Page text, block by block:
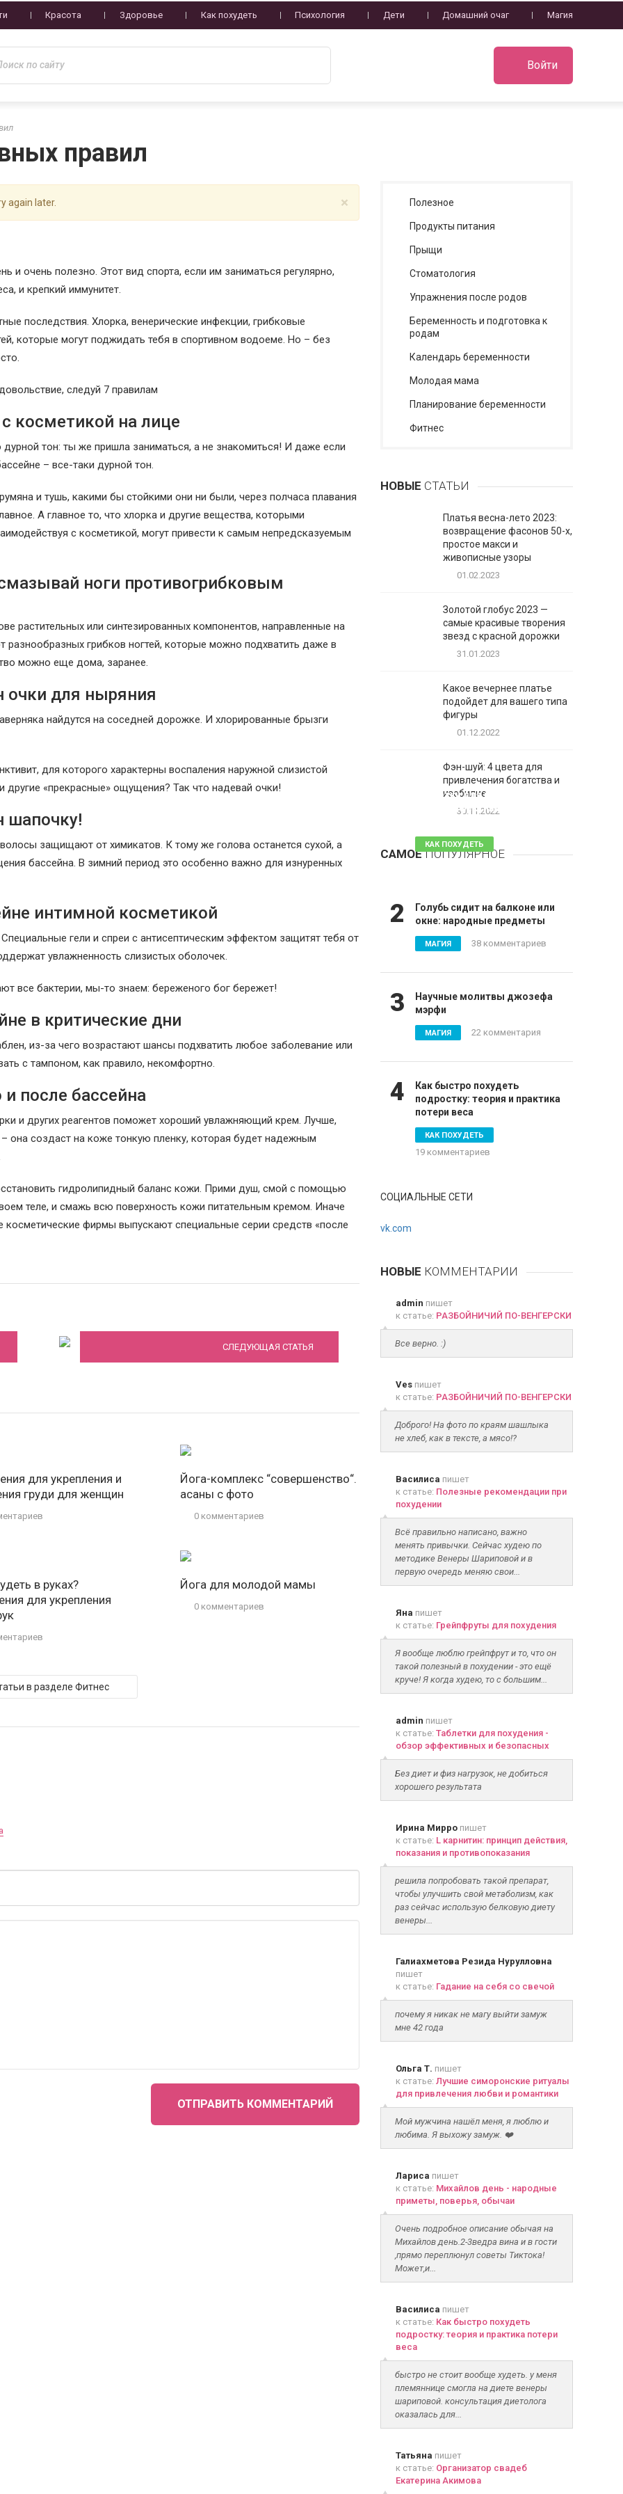
Красота Здоровье Как похудеть Психология Дети Домашний очаг Магия
Войти
правил
×
again later.
и очень полезно. Этот вид спорта, если им заниматься регулярно,
и крепкий иммунитет.
последствия. Хлорка, венерические инфекции, грибковые
которые могут поджидать тебя в спортивном водоеме. Но – без
следуй 7 правилам
косметикой на лице
тон: ты же пришла заниматься, а не знакомиться! И даже если
– все-таки дурной тон.
и тушь, какими бы стойкими они ни были, через полчаса плавания
А главное то, что хлорка и другие вещества, которыми
с косметикой, могут привести к самым непредсказуемым
ноги противогрибковым
растительных или синтезированных компонентов, направленные на
грибков ногтей, которые можно подхватить даже в
можно еще дома, заранее.
очки для ныряния
найдутся на соседней дорожке. И хлорированные брызги
для которого характерны воспаления наружной слизистой
другие «прекрасные» ощущения? Так что надевай очки!
шапочку!
защищают от химикатов. К тому же голова останется сухой, а
бассейна. В зимний период это особенно важно для изнуренных
интимной косметикой
гели и спреи с антисептическим эффектом защитят тебя от
увлажненность слизистых оболочек.
все бактерии, мы-то знаем: береженого бог бережет!
в критические дни
из-за чего возрастают шансы подхватить любое заболевание или
с тампоном, как правило, некомфортно.
после бассейна
и других реагентов поможет хороший увлажняющий крем. Лучше,
она создаст на коже тонкую пленку, которая будет надежным
гидролипидный баланс кожи. Прими душ, смой с помощью
теле, и смажь всю поверхность кожи питательным кремом. Иначе
фирмы выпускают специальные серии средств «после
СЛЕДУЮЩАЯ СТАТЬЯ
для укрепления и
груди для женщин
Йога-комплекс “совершенство“.
асаны с фото
0 комментариев
в руках?
для укрепления
Йога для молодой мамы
0 комментариев
в разделе Фитнес
ОТПРАВИТЬ КОММЕНТАРИЙ
Полезное
Продукты питания
Прыщи
Стоматология
Упражнения после родов
Беременность и подготовка к
родам
Календарь беременности
Молодая мама
Планирование беременности
Фитнес
НОВЫЕ СТАТЬИ
Платья весна-лето 2023:
возвращение фасонов 50-х,
простое макси и
живописные узоры
01.02.2023
Золотой глобус 2023 —
самые красивые творения
звезд с красной дорожки
31.01.2023
Какое вечернее платье
подойдет для вашего типа
фигуры
01.12.2022
Фэн-шуй: 4 цвета для
привлечения богатства и
изобилие
30.11.2022
САМОЕПОПУЛЯРНОЕ
Таблетки для похудения -
обзор эффективных и
КАК ПОХУДЕТЬ
81 комментарий
2
Голубь сидит на балконе или
окне: народные предметы
МАГИЯ 38 комментариев
3
Научные молитвы джозефа
мэрфи
МАГИЯ 22 комментария
4
Как быстро похудеть
подростку: теория и практика
потери веса
КАК ПОХУДЕТЬ
19 комментариев
СОЦИАЛЬНЫЕ СЕТИ
vk.com
НОВЫЕ КОММЕНТАРИИ
admin пишет
к статье: РАЗБОЙНИЧИЙ ПО-ВЕНГЕРСКИ
Все верно. :)
Vesпишет
к статье: РАЗБОЙНИЧИЙ ПО-ВЕНГЕРСКИ
Доброго! На фото по краям шашлыка
не хлеб, как в тексте, а мясо!?
Василиса пишет
к статье: Полезные рекомендации при
похудении
Всё правильно написано, важно
менять привычки. Сейчас худею по
методике Венеры Шариповой и в
первую очередь меняю свои...
Яна пишет
к статье: Грейпфруты для похудения
Я вообще люблю грейпфрут и то, что он
такой полезный в похудении - это ещё
круче! Я когда худею, то с большим...
admin пишет
к статье: Таблетки для похудения -
обзор эффективных и безопасных
Без диет и физ нагрузок, не добиться
хорошего результата
Ирина Мирропишет
к статье: L карнитин: принцип действия,
показания и противопоказания
решила попробовать такой препарат,
чтобы улучшить свой метаболизм, как
раз сейчас использую белковую диету
венеры...
Галиахметова Резида Нурулловна
пишет
к статье: Гадание на себя со свечой
почему я никак не магу выйти замуж
мне 42 года
Ольга Т. пишет
к статье: Лучшие симоронские ритуалы
для привлечения любви и романтики
Мой мужчина нашёл меня, я люблю и
любима. Я выхожу замуж. ❤️
Лариса пишет
к статье: Михайлов день - народные
приметы, поверья, обычаи
Очень подробное описание обычая на
Михайлов день.2-3ведра вина и в гости
,прямо переплюнул советы Тиктока!
Может,и...
Василиса пишет
к статье: Как быстро похудеть
подростку: теория и практика потери
веса
быстро не стоит вообще худеть. у меня
племяннице смогла на диете венеры
шариповой. консультация диетолога
оказалась для...
Татьяна пишет
к статье: Организатор свадеб
Екатерина Акимова